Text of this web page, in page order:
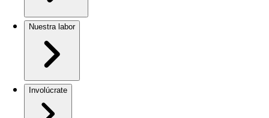
Nuestra labor
Involúcrate